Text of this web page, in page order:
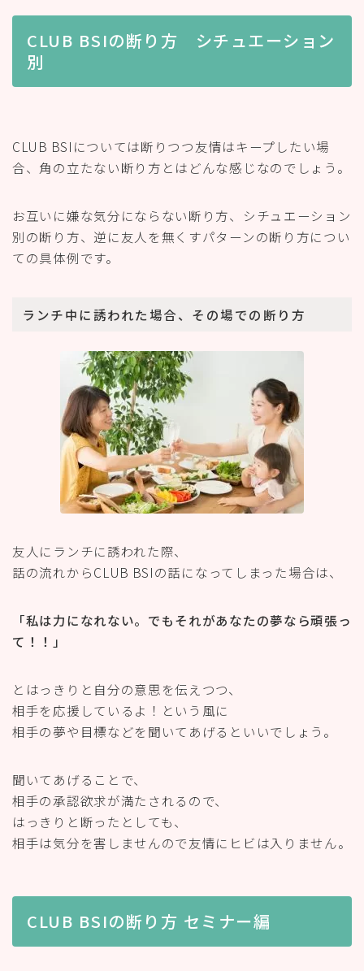
CLUB BSIの断り方 シチュエーション
別
CLUB BSIについては断りつつ友情はキープしたい場
合、角の立たない断り方とはどんな感じなのでしょう。
お互いに嫌な気分にならない断り方、シチュエーション
別の断り方、逆に友人を無くすパターンの断り方につい
ての具体例です。
ランチ中に誘われた場合、その場での断り方
友人にランチに誘われた際、
話の流れからCLUB BSIの話になってしまった場合は、
「私は力になれない。でもそれがあなたの夢なら頑張っ
て！！」
とはっきりと自分の意思を伝えつつ、
相手を応援しているよ！という風に
相手の夢や目標などを聞いてあげるといいでしょう。
聞いてあげることで、
相手の承認欲求が満たされるので、
はっきりと断ったとしても、
相手は気分を害しませんので友情にヒビは入りません。
CLUB BSIの断り方 セミナー編